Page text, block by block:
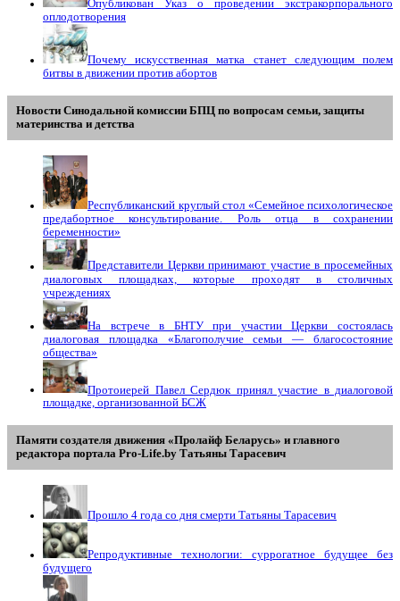
Опубликован Указ о проведении экстракорпорального
оплодотворения
Почему искусственная матка станет следующим полем
битвы в движении против абортов
Новости Синодальной комиссии БПЦ по вопросам семьи, защиты
материнства и детства
Республиканский круглый стол «Семейное психологическое
предабортное консультирование. Роль отца в сохранении
беременности»
Представители Церкви принимают участие в просемейных
диалоговых площадках, которые проходят в столичных
учреждениях
На встрече в БНТУ при участии Церкви состоялась
диалоговая площадка «Благополучие семьи — благосостояние
общества»
Протоиерей Павел Сердюк принял участие в диалоговой
площадке, организованной БСЖ
Памяти создателя движения «Пролайф Беларусь» и главного
редактора портала Pro-Life.by Tатьяны Tарасевич
Прошло 4 года со дня смерти Татьяны Тарасевич
Репродуктивные технологии: суррогатное будущее без
будущего